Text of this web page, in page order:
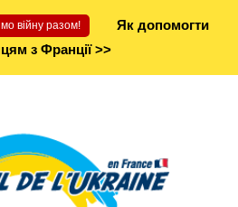
війну разом!
Як допомогти
з Франції >>